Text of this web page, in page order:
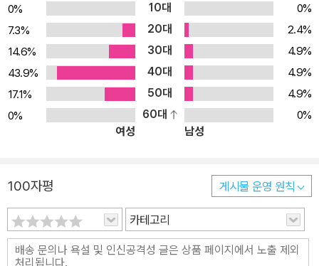
0% 10대
0%
7.3%
20대
2.4%
14.6%
30대
4.9%
43.9%
40대
4.9%
17.1%
50대
4.9%
0%
60대
0%
여성
남성
100자평 게시물 운영 원칙
카테고리